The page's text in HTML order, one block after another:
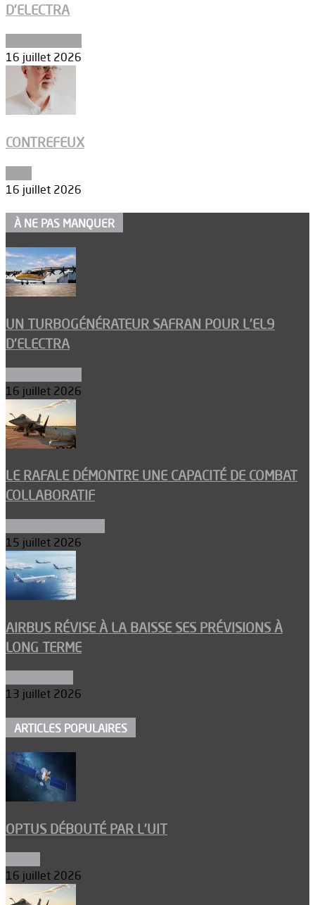
D’ELECTRA
16 juillet 2026
CONTREFEUX
16 juillet 2026
À NE PAS MANQUER
UN TURBOGÉNÉRATEUR SAFRAN POUR L’EL9
D’ELECTRA
16 juillet 2026
LE RAFALE DÉMONTRE UNE CAPACITÉ DE COMBAT
COLLABORATIF
15 juillet 2026
AIRBUS RÉVISE À LA BAISSE SES PRÉVISIONS À
LONG TERME
13 juillet 2026
ARTICLES POPULAIRES
OPTUS DÉBOUTÉ PAR L’UIT
16 juillet 2026